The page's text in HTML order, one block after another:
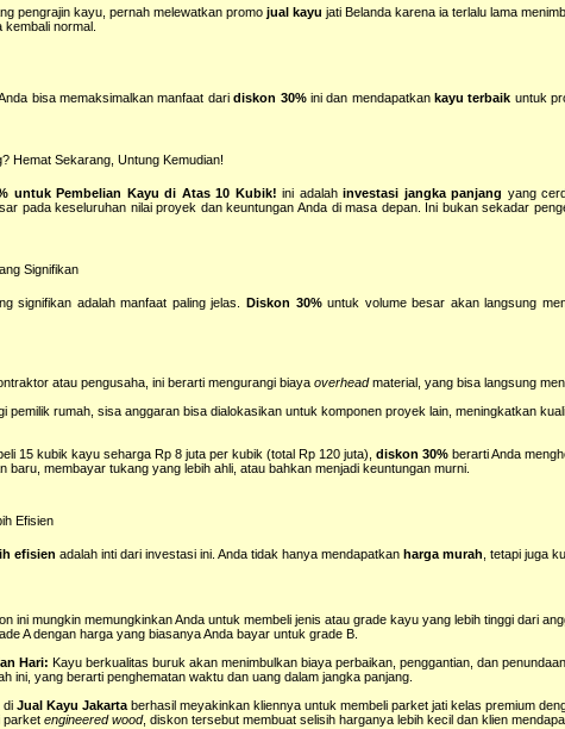
pengrajin kayu, pernah melewatkan promojual kayu jati Belanda karena ia terlalu lama
normal.
bisa memaksimalkan manfaat daridiskon 30%ini dan mendapatkan kayu terbaik untuk
Hemat Sekarang, Untung Kemudian!
untuk Pembelian Kayu di Atas 10 Kubik! ini adalahinvestasi jangka panjang yang
pada keseluruhan nilai proyek dan keuntungan Anda di masa depan. Ini bukan sekadar
Signifikan
signifikan adalah manfaat paling jelas. Diskon 30%untuk volume besar akan langsung
atau pengusaha, ini berarti mengurangi biayaoverheadmaterial, yang bisa langsung
pemilik rumah, sisa anggaran bisa dialokasikan untuk komponen proyek lain, meningkatkan
15 kubik kayu seharga Rp 8 juta per kubik (total Rp 120 juta),diskon 30% berarti Anda
baru, membayar tukang yang lebih ahli, atau bahkan menjadi keuntungan murni.
Efisien
efisien adalah inti dari investasi ini. Anda tidak hanya mendapatkan harga murah, tetapi juga
ini mungkin memungkinkan Anda untuk membeli jenis atau grade kayu yang lebih tinggi dari
A dengan harga yang biasanya Anda bayar untuk grade B.
Hari: Kayu berkualitas buruk akan menimbulkan biaya perbaikan, penggantian, dan
ini, yang berarti penghematan waktu dan uang dalam jangka panjang.
diJual Kayu Jakarta berhasil meyakinkan kliennya untuk membeli parket jati kelas premium
parketengineered wood, diskon tersebut membuat selisih harganya lebih kecil dan klien